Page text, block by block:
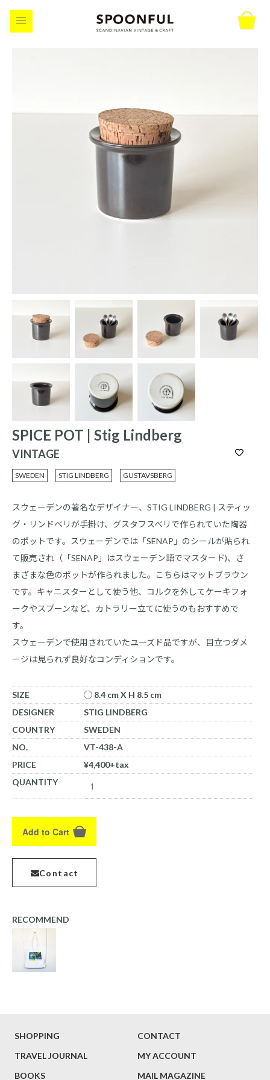
SPICE POT | Stig Lindberg
VINTAGE
SWEDEN STIG LINDBERG GUSTAVSBERG
スウェーデンの著名なデザイナー、STIG LINDBERG | スティッ
グ・リンドベリが手掛け、グスタフスベリで作られていた陶器
のポットです。スウェーデンでは「SENAP」のシールが貼られ
て販売され（「SENAP」はスウェーデン語でマスタード)、さ
まざまな色のポットが作られました。こちらはマットブラウン
です。キャニスターとして使う他、コルクを外してケーキフォ
ークやスプーンなど、カトラリー立てに使うのもおすすめで
す。
スウェーデンで使用されていたユーズド品ですが、目立つダメ
ージは見られず良好なコンディションです。
SIZE
◯ 8.4 cm X H 8.5 cm
DESIGNER
STIG LINDBERG
COUNTRY
SWEDEN
NO.
VT-438-A
PRICE
¥4,400+tax
QUANTITY
Add to Cart
Contact
RECOMMEND
SHOPPING
TRAVEL JOURNAL
BOOKS
CONTACT
MY ACCOUNT
MAIL MAGAZINE